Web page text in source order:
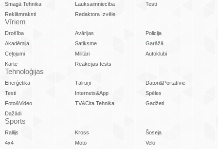
Smagā Tehnika
Lauksaimniecība
Testi
Reklāmraksti
Redaktora Izvēle
Vīriem
Drošība Avārijas
Policija
Akadēmija
Satiksme
Garāžā
Ceļojumi
Militāri
Autoklubi
Karte
Reakcijas tests
Tehnoloģijas
Enerģētika Tālruņi
Datori&Portatīvie
Testi
Internets&App
Spēles
Foto&Video
TV&Cita Tehnika
Gadžeti
Dažādi
Sports
Rallijs Kross
Šoseja
4x4
Moto
Velo